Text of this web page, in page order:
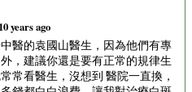
years ago
醫的袁國山醫生，因為他們有專
，建議你還是要有正常的規律生
常看醫生，沒想到 醫院一直換，